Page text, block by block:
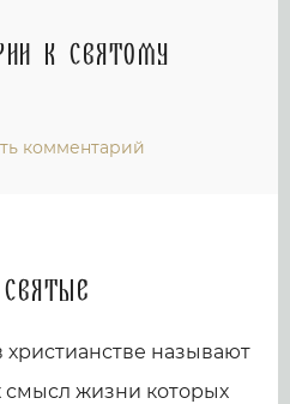
к святому
комментарий
называют
смысл жизни которых